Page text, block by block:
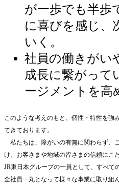
が一歩でも半歩
に喜びを感じ、
いく。
社員の働きがい
成長に繋がって
ージメントを高
このような考えのもと、個性・特性を強
てきております。
私たちは、障がいの有無に関わらず、
け、お客さまや地域の皆さまの信頼にこ
JR東日本グループの一員として、すべて
全社員一丸となって様々な事業に取り組